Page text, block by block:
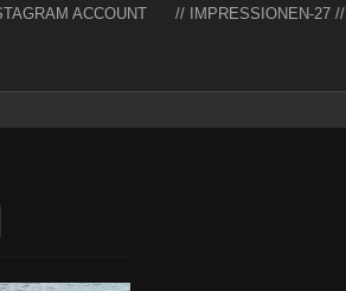
ACCOUNT // IMPRESSIONEN-27 //